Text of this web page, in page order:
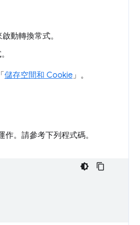
啟動轉換常式。
儲存空間和 Cookie 」。
。請參考下列程式碼。